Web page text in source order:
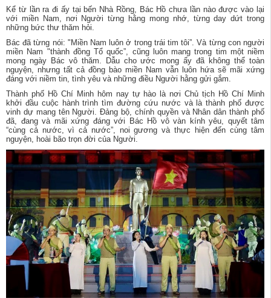
Kể từ lần ra đi ấy tại bến Nhà Rồng, Bác Hồ chưa lần nào được vào lại
với miền Nam, nơi Người từng hằng mong nhớ, từng day dứt trong
những bức thư thăm hỏi.
Bác đã từng nói: "Miền Nam luôn ở trong trái tim tôi”. Và từng con người
miền Nam "thành đồng Tổ quốc”, cũng luôn mang trong tim một niềm
mong ngày Bác vô thăm. Dẫu cho ước mong ấy đã không thể toàn
nguyện, nhưng tất cả đồng bào miền Nam vẫn luôn hứa sẽ mãi xứng
đáng với niềm tin, tình yêu và những điều Người hằng gửi gắm.
Thành phố Hồ Chí Minh hôm nay tự hào là nơi Chủ tịch Hồ Chí Minh
khởi đầu cuộc hành trình tìm đường cứu nước và là thành phố được
vinh dự mang tên Người. Đảng bộ, chính quyền và Nhân dân thành phố
đã, đang và mãi xứng đáng với Bác Hồ vô vàn kính yêu, quyết tâm
“cùng cả nước, vì cả nước”, noi gương và thực hiện đến cùng tâm
nguyện, hoài bão trọn đời của Người.